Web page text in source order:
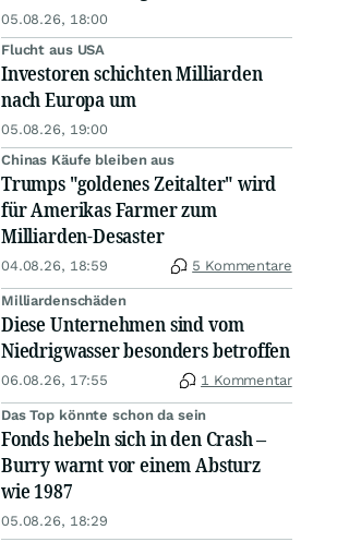
05.08.26, 18:00
Flucht aus USA
Investoren schichten Milliarden
nach Europa um
05.08.26, 19:00
Chinas Käufe bleiben aus
Trumps "goldenes Zeitalter" wird
für Amerikas Farmer zum
Milliarden-Desaster
04.08.26, 18:59 5 Kommentare
Milliardenschäden
Diese Unternehmen sind vom
Niedrigwasser besonders betroffen
06.08.26, 17:55 1 Kommentar
Das Top könnte schon da sein
Fonds hebeln sich in den Crash –
Burry warnt vor einem Absturz
wie 1987
05.08.26, 18:29